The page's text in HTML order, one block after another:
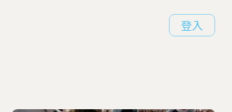
登入